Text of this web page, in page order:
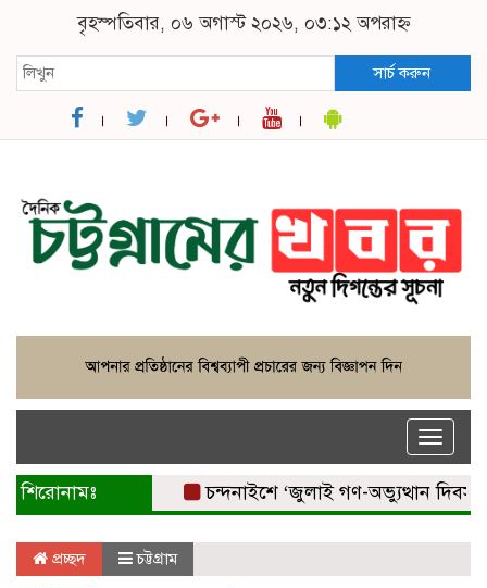
বৃহস্পতিবার, ০৬ অগাস্ট ২০২৬, ০৩:১২ অপরাহ্ন
সার্চ করুন
Toggle
শিরোনামঃ চন্দনাইশে ‘জুলাই গণ-অভ্যুত্থান দিবস’
প্রচ্ছদ চট্টগ্রাম